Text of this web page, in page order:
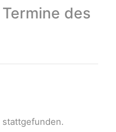
des